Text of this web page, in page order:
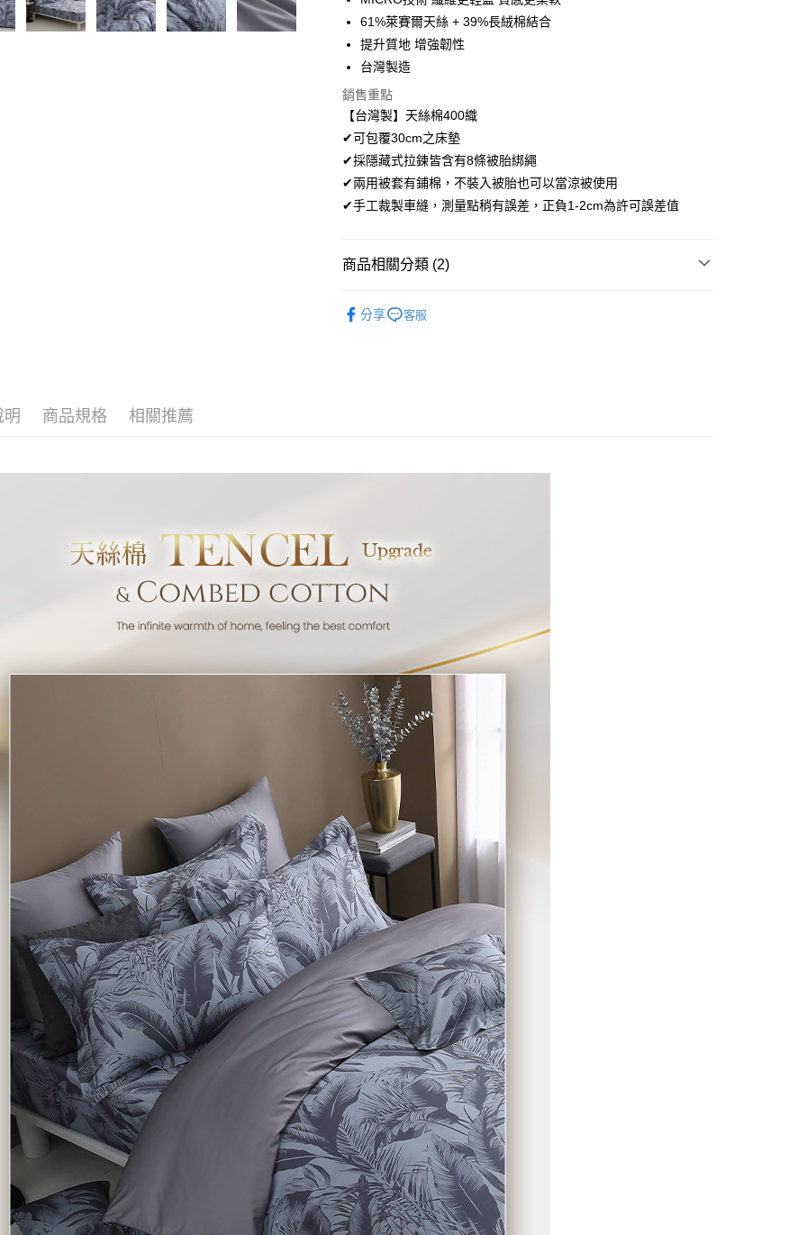
Apple Pay
悠遊付
Google Pay
AFTEE先享後付
相關說明
【關於「AFTEE先享後付」】
AFTEE先享後付是「在收到商品之後才付款」的支付方式。 讓您購物簡單
便利好安心！
１．簡單：不需註冊會員、不需綁卡、不需儲值。
２．便利：只要手機號碼，簡訊認證，即可結帳。
【「AFTEE先享後付」結帳流程】
１．於結帳方式選擇「AFTEE先享後付」後，將跳轉至「AFTEE先享後
２．訂單成立數日內，您將收到繳費通知簡訊。
３．收到繳費通知簡訊後14天內，點擊此簡訊中的連結，可透過四大超商
https://aftee.tw/terms/#terms3
３．未成年的使用者請事先徵得法定代理人或監護人之同意方可使用
「AFTEE先享後付」，若未經同意申辦者引起之損失，本公司不負相關責
任。
即時審查核予不同之上限額度；若仍有額度不足之情形，本公司將視審查
結果請求用戶進行身份認證。
５．嚴禁一人註冊多個帳號或使用他人資訊註冊。若發現惡意使用之情
形，恩沛科技股份有限公司將有權停止該用戶之使用額度並採取法律行
動。
ATM付款
運送方式
免運費
付款後全家取貨
離島宅配
每筆NT$100，滿NT$499(含以上)免運費
61%萊賽爾天絲 + 39%長絨棉結合
提升質地 增強韌性
台灣製造
銷售重點
【台灣製】天絲棉400織
✔可包覆30cm之床墊
✔採隱藏式拉鍊皆含有8條被胎綁繩
✔兩用被套有鋪棉，不裝入被胎也可以當涼被使用
✔手工裁製車縫，測量點稍有誤差，正負1-2cm為許可誤差值
商品相關分類 (2)
分享 客服
明 商品規格 相關推薦